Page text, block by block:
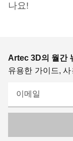
나요!
Artec 3D의 월간
유용한 가이드,
이메일